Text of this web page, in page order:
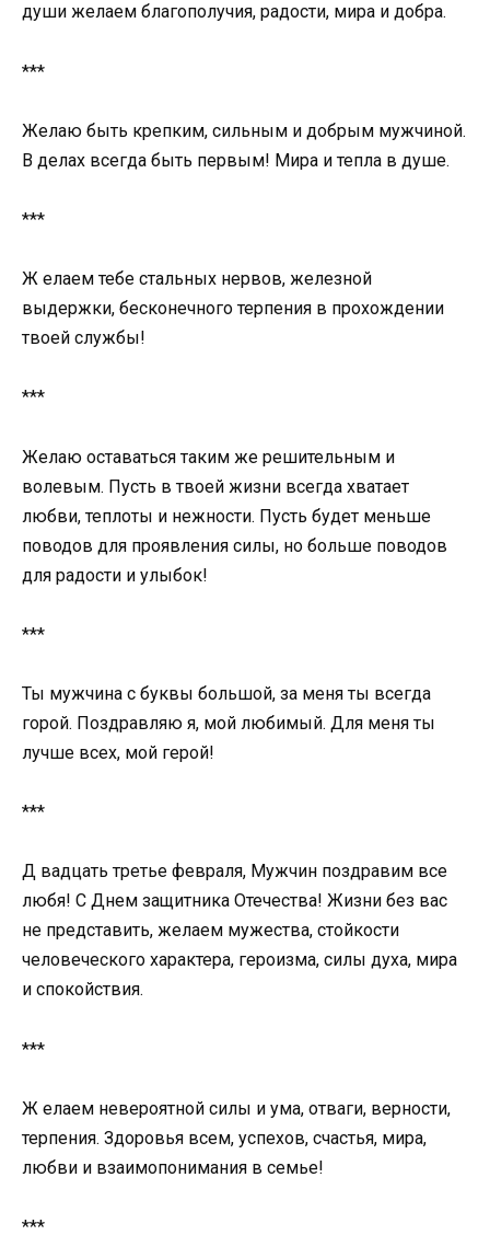
души желаем благополучия, радости, мира и добра.
***
Желаю быть крепким, сильным и добрым мужчиной.
В делах всегда быть первым! Мира и тепла в душе.
***
Ж елаем тебе стальных нервов, железной
выдержки, бесконечного терпения в прохождении
твоей службы!
***
Желаю оставаться таким же решительным и
волевым. Пусть в твоей жизни всегда хватает
любви, теплоты и нежности. Пусть будет меньше
поводов для проявления силы, но больше поводов
для радости и улыбок!
***
Ты мужчина с буквы большой, за меня ты всегда
горой. Поздравляю я, мой любимый. Для меня ты
лучше всех, мой герой!
***
Д вадцать третье февраля, Мужчин поздравим все
любя! С Днем защитника Отечества! Жизни без вас
не представить, желаем мужества, стойкости
человеческого характера, героизма, силы духа, мира
и спокойствия.
***
Ж елаем невероятной силы и ума, отваги, верности,
терпения. Здоровья всем, успехов, счастья, мира,
любви и взаимопонимания в семье!
***